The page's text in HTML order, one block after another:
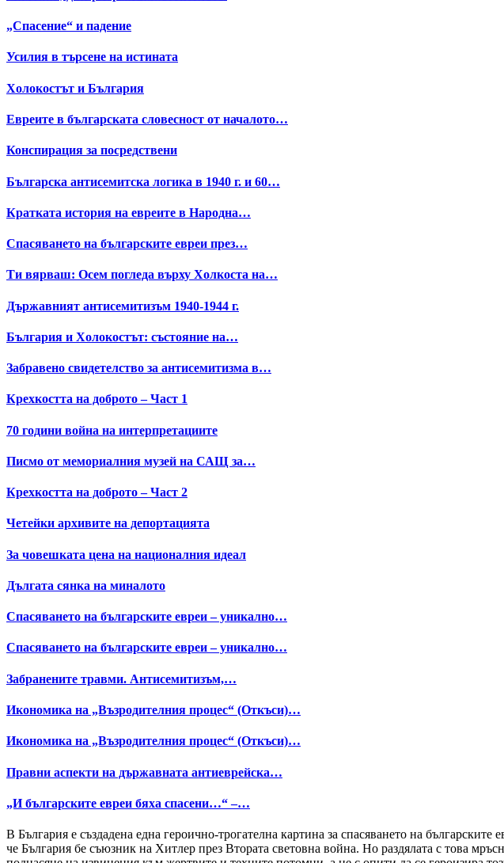
„Спасение“ и падение
Усилия в търсене на истината
Холокостът и България
Евреите в българската словесност от началото…
Конспирация за посредствени
Българска антисемитска логика в 1940 г. и 60…
Кратката история на евреите в Народна…
Спасяването на българските евреи през…
Ти вярваш: Осем погледа върху Холкоста на…
Държавният антисемитизъм 1940-1944 г.
България и Холокостът: състояние на…
Забравено свидетелство за антисемитизма в…
Крехкостта на доброто – Част 1
70 години война на интерпретациите
Писмо от мемориалния музей на САЩ за…
Крехкостта на доброто – Част 2
Четейки архивите на депортацията
За човешката цена на националния идеал
Дългата сянка на миналото
Спасяването на българските евреи – уникално…
Спасяването на българските евреи – уникално…
Забранените травми. Антисемитизъм,…
Икономика на „Възродителния процес“ (Откъси)…
Икономика на „Възродителния процес“ (Откъси)…
Правни аспекти на държавната антиеврейска…
„И българските евреи бяха спасени…“ –…
В България е създадена една героично-трогателна картина за спасяването на
че България бе съюзник на Хитлер през Втората световна война. Но раздялата с това